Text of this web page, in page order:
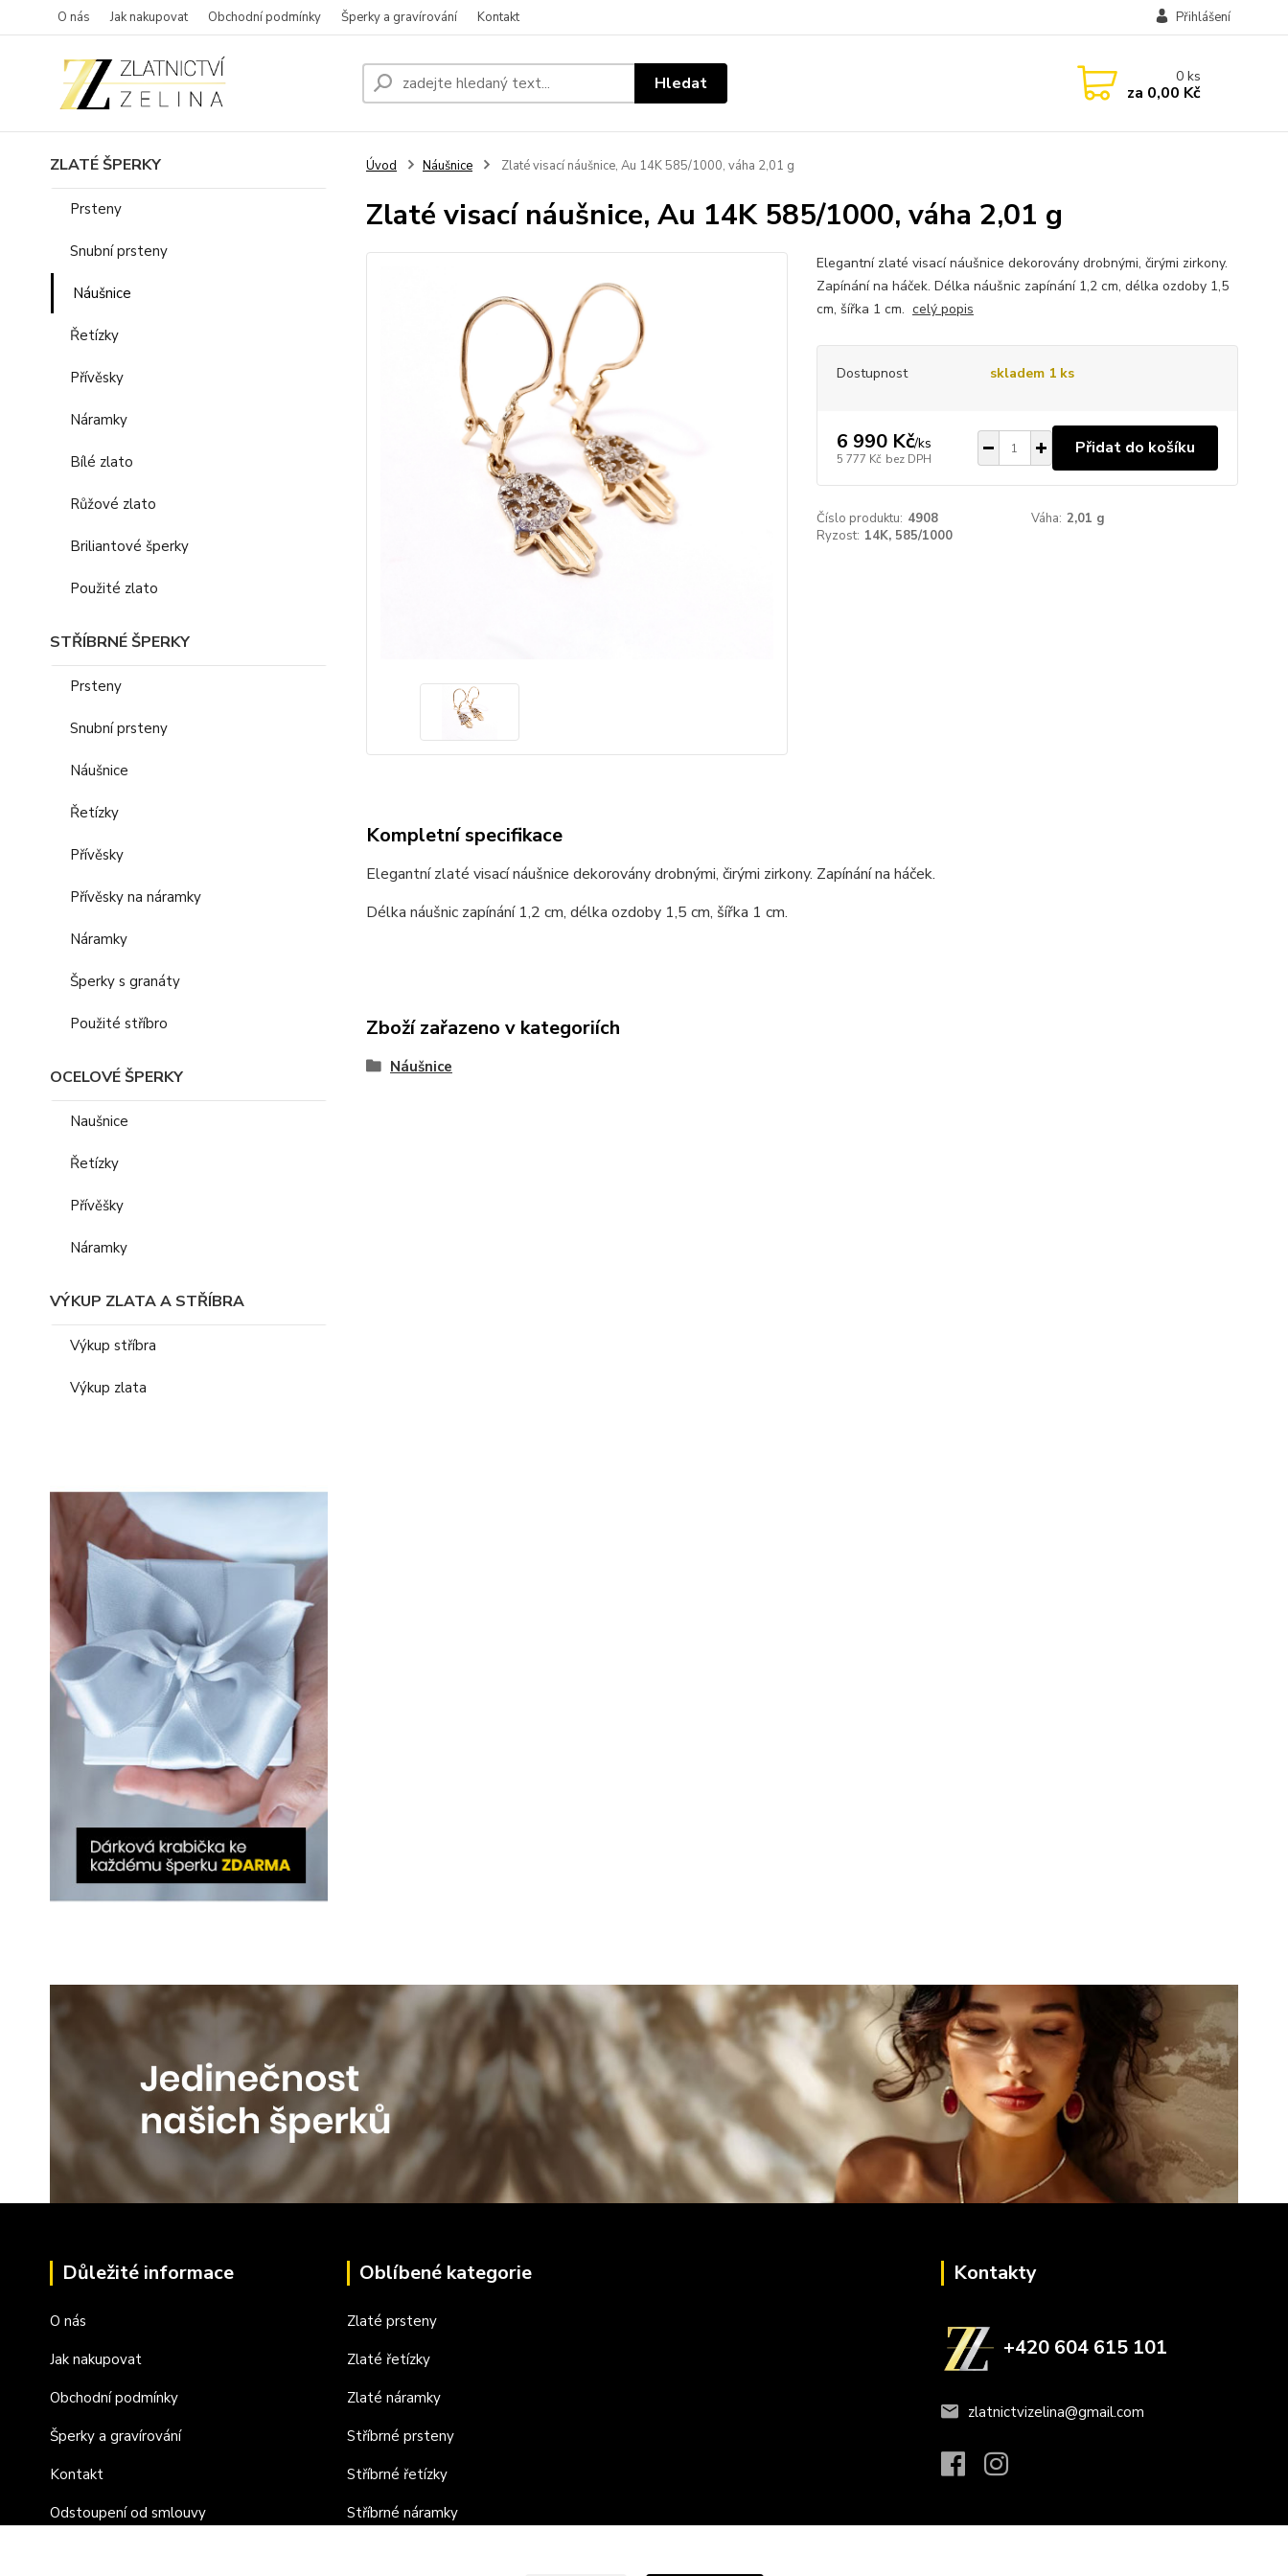
O nás Jak nakupovat Obchodní podmínky Šperky a gravírování Kontakt Přihlášení
Hledat 0ks
za 0,00 Kč
ZLATÉ ŠPERKY
Prsteny
Snubní prsteny
Náušnice
Řetízky
Přívěsky
Náramky
Bílé zlato
Růžové zlato
Briliantové šperky
Použité zlato
STŘÍBRNÉ ŠPERKY
Prsteny
Snubní prsteny
Náušnice
Řetízky
Přívěsky
Přívěsky na náramky
Náramky
Šperky s granáty
Použité stříbro
OCELOVÉ ŠPERKY
Naušnice
Řetízky
Přívěšky
Náramky
VÝKUP ZLATA A STŘÍBRA
Výkup stříbra
Výkup zlata
Úvod Náušnice Zlaté visací náušnice, Au 14K 585/1000, váha 2,01 g
Zlaté visací náušnice, Au 14K 585/1000, váha 2,01 g
Elegantní zlaté visací náušnice dekorovány drobnými, čirými zirkony.
Zapínání na háček. Délka náušnic zapínání 1,2 cm, délka ozdoby 1,5
cm, šířka 1 cm. celý popis
Dostupnost skladem 1 ks
6 990 Kč/ks
5 777 Kč bez DPH
Přidat do košíku
Číslo produktu: 4908 Váha: 2,01 g
Ryzost: 14K, 585/1000
Kompletní specifikace
Elegantní zlaté visací náušnice dekorovány drobnými, čirými zirkony. Zapínání na háček.
Délka náušnic zapínání 1,2 cm, délka ozdoby 1,5 cm, šířka 1 cm.
Zboží zařazeno v kategoriích
Náušnice
Důležité informace
O nás
Jak nakupovat
Obchodní podmínky
Šperky a gravírování
Kontakt
Odstoupení od smlouvy
Oblíbené kategorie
Zlaté prsteny
Zlaté řetízky
Zlaté náramky
Stříbrné prsteny
Stříbrné řetízky
Stříbrné náramky
Kontakty
+420 604 615 101
zlatnictvizelina@gmail.com